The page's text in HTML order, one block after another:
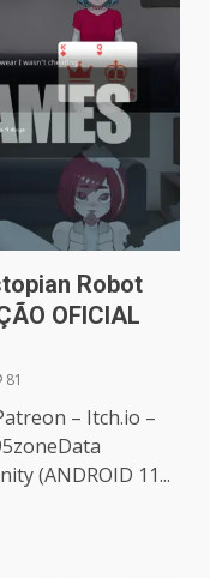
Robot
OFICIAL
81
– Itch.io –
(ANDROID 11...